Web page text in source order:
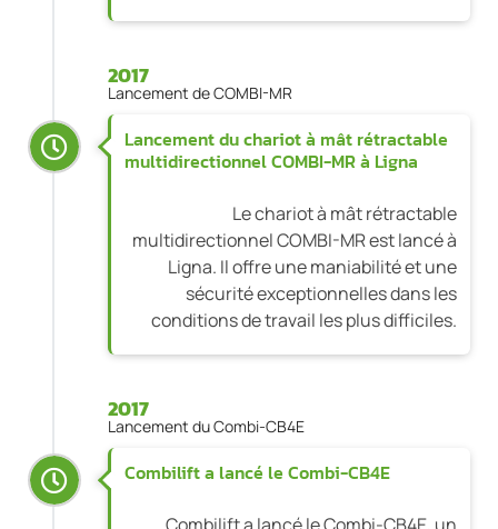
2017
Lancement de COMBI-MR
Lancement du chariot à mât rétractable
multidirectionnel COMBI-MR à Ligna
Le chariot à mât rétractable
multidirectionnel COMBI-MR est lancé à
Ligna. Il offre une maniabilité et une
sécurité exceptionnelles dans les
conditions de travail les plus difficiles.
2017
Lancement du Combi-CB4E
Combilift a lancé le Combi-CB4E